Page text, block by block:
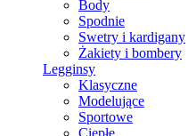
Body
Spodnie
Swetry i kardigany
Żakiety i bombery
Legginsy
Klasyczne
Modelujące
Sportowe
Ciepłe